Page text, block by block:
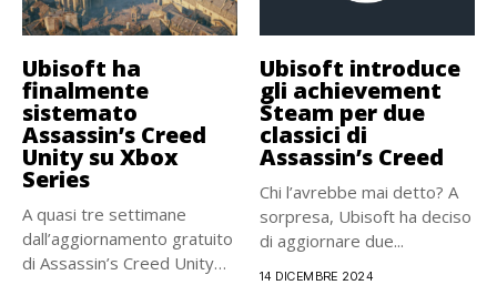
Ubisoft ha
finalmente
sistemato
Assassin’s Creed
Unity su Xbox
Series
A quasi tre settimane
dall’aggiornamento gratuito
di Assassin’s Creed Unity
Ubisoft introduce
gli achievement
Steam per due
classici di
Assassin’s Creed
Chi l’avrebbe mai detto? A
sorpresa, Ubisoft ha deciso
di aggiornare due...
14 DICEMBRE 2024